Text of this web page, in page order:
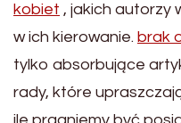
kobiet , jakich autorzy
w ich kierowanie. brak
tylko absorbujące
rady, które